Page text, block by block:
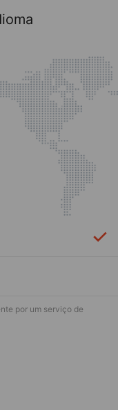
login
por um serviço de